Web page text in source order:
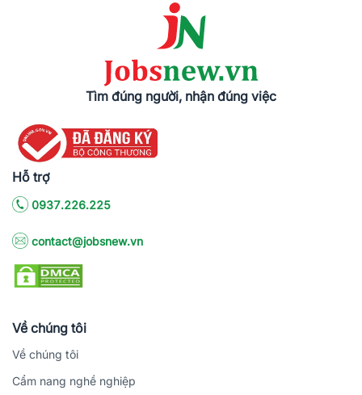
Tìm đúng người, nhận đúng việc
Hỗ trợ
0937.226.225
contact@jobsnew.vn
Về chúng tôi
Về chúng tôi
Cẩm nang nghề nghiệp